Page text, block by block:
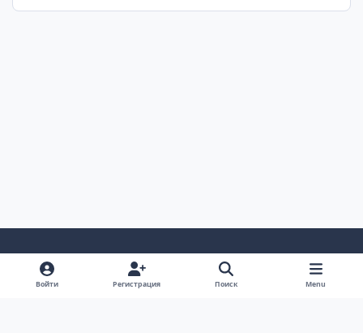
Светлый Режим
Темный РежимНастройка Системы
Войти Регистрация Поиск Menu